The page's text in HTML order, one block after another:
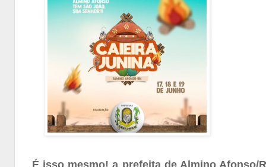
É isso mesmo! a prefeita de Almino Afonso/